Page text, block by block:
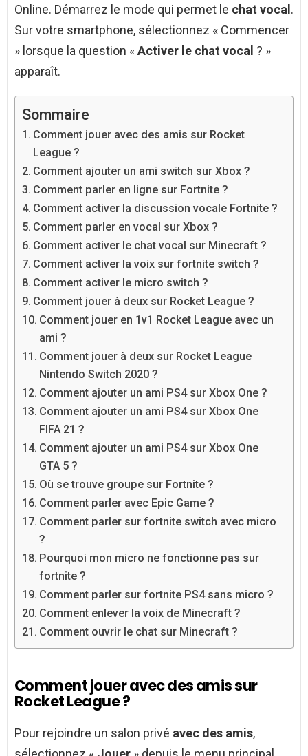
Online. Démarrez le mode qui permet le chat vocal.
Sur votre smartphone, sélectionnez « Commencer
» lorsque la question «Activer le chat vocal ? »
apparaît.
Sommaire
Comment jouer avec des amis sur Rocket
League ?
Comment ajouter un ami switch sur Xbox ?
Comment parler en ligne sur Fortnite ?
Comment activer la discussion vocale Fortnite ?
Comment parler en vocal sur Xbox ?
Comment activer le chat vocal sur Minecraft ?
Comment activer la voix sur fortnite switch ?
Comment activer le micro switch ?
Comment jouer à deux sur Rocket League ?
Comment jouer en 1v1 Rocket League avec un
ami ?
Comment jouer à deux sur Rocket League
Nintendo Switch 2020 ?
Comment ajouter un ami PS4 sur Xbox One ?
Comment ajouter un ami PS4 sur Xbox One
FIFA 21 ?
Comment ajouter un ami PS4 sur Xbox One
GTA 5 ?
Où se trouve groupe sur Fortnite ?
Comment parler avec Epic Game ?
Comment parler sur fortnite switch avec micro
?
Pourquoi mon micro ne fonctionne pas sur
fortnite ?
Comment parler sur fortnite PS4 sans micro ?
Comment enlever la voix de Minecraft ?
Comment ouvrir le chat sur Minecraft ?
Comment jouer avec des amis sur
Rocket League ?
Pour rejoindre un salon privé avec des amis,